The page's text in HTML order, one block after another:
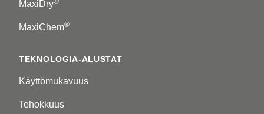
MaxiDry
MaxiChem®
TEKNOLOGIA-ALUSTAT
Käyttömukavuus
Tehokkuus